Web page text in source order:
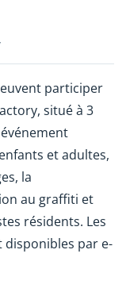
participer
situé à 3
et adultes,
la
au graffiti et
résidents. Les
par e-